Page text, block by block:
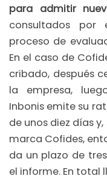
para admitir
consultados por
proceso de
En el caso de
cribado, después
la empresa,
Inbonis emite su
de unos diez días
marca Cofides,
da un plazo de
el informe. En total